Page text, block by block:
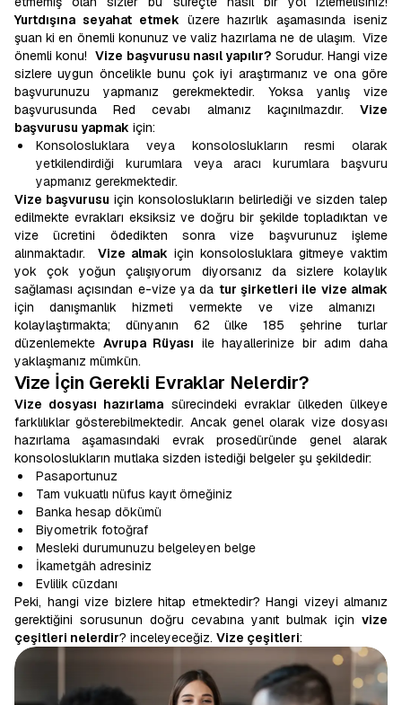
Yurtdışına seyahat etmek üzere hazırlık aşamasında iseniz
şuan ki en önemli konunuz ve valiz hazırlama ne de ulaşım. Vize
önemli konu! Vize başvurusu nasıl yapılır? Sorudur. Hangi vize
sizlere uygun öncelikle bunu çok iyi araştırmanız ve ona göre
başvurunuzu yapmanız gerekmektedir. Yoksa yanlış vize
başvurusunda Red cevabı almanız kaçınılmazdır. Vize
başvurusu yapmak için:
Konsolosluklara veya konsoloslukların resmi olarak
yetkilendirdiği kurumlara veya aracı kurumlara başvuru
yapmanız gerekmektedir.
Vize başvurusu için konsoloslukların belirlediği ve sizden talep
edilmekte evrakları eksiksiz ve doğru bir şekilde topladıktan ve
vize ücretini ödedikten sonra vize başvurunuz işleme
alınmaktadır. Vize almak için konsolosluklara gitmeye vaktim
yok çok yoğun çalışıyorum diyorsanız da sizlere kolaylık
sağlaması açısından e-vize ya da tur şirketleri ile vize almak
için
danışmanlık hizmeti vermekte ve vize almanızı
kolaylaştırmakta; dünyanın 62 ülke 185 şehrine turlar
düzenlemekte Avrupa Rüyası ile hayallerinize bir adım daha
yaklaşmanız mümkün.
Vize İçin Gerekli Evraklar Nelerdir?
Vize dosyası hazırlama sürecindeki evraklar ülkeden ülkeye
farklılıklar gösterebilmektedir. Ancak genel olarak vize dosyası
hazırlama aşamasındaki evrak prosedüründe genel alarak
konsoloslukların mutlaka sizden istediği belgeler şu şekildedir:
Pasaportunuz
Tam vukuatlı nüfus kayıt örneğiniz
Banka hesap dökümü
Biyometrik fotoğraf
Mesleki durumunuzu belgeleyen belge
İkametgâh adresiniz
Evlilik cüzdanı
Peki, hangi vize bizlere hitap etmektedir? Hangi vizeyi almanız
gerektiğini sorusunun doğru cevabına yanıt bulmak için vize
çeşitleri nelerdir? inceleyeceğiz. Vize çeşitleri: